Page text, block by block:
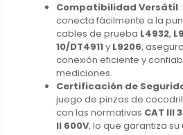
Compatibilidad Versátil:
conecta fácilmente a la
cables de prueba L4932,
10/DT4911y L9206,
conexión eficiente y
mediciones.
Certificación de
juego de pinzas de
con las normativas CAT III
II 600V, lo que garantiza su